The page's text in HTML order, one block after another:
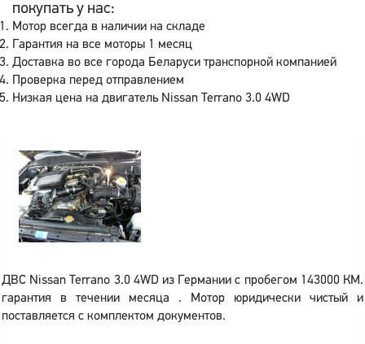
покупать у нас:
Мотор всегда в наличии на складе
Гарантия на все моторы 1 месяц
Доставка во все города Беларуси транспорной компанией
Проверка перед отправлением
Низкая цена на двигатель Nissan Terrano 3.0 4WD
ДВС Nissan Terrano 3.0 4WD из Германии с пробегом 143000 КМ.
гарантия в течении месяца . Мотор юридически чистый и
поставляется с комплектом документов.